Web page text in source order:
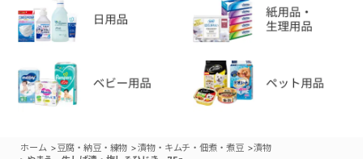
ホーム >豆腐・納豆・練物 >漬物・キムチ・佃煮・煮豆 >漬物